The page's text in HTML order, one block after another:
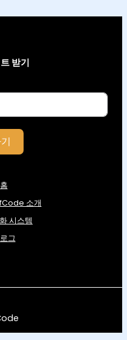
받기
홈
소개
시스템
그